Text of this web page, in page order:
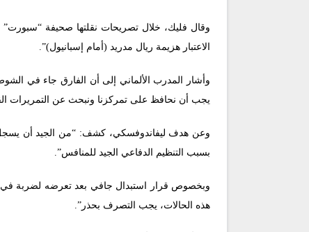
وقال فليك، خلال تصريحات نقلتها صحيفة
الاعتبار هزيمة ريال مدريد (أمام إسبانيول)”.
وأشار المدرب الألماني إلى أن الفارق جاء في
يجب أن نحافظ على تمركزنا ونبحث عن التمريرات
وعن هدف ليفاندوفسكي، كشف: “من الجيد أن يسجل،
بسبب التنظيم الدفاعي الجيد للمنافس”.
وبخصوص قرار استبدال جافي بعد تعرضه لضربة في
هذه الحالات، يجب التصرف بحذر”.